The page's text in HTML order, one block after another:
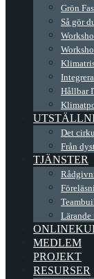
Grön
Så gör
Hållbar
Det
Från
TJÄNSTER
MEDLEM
PROJEKT
RESURSER